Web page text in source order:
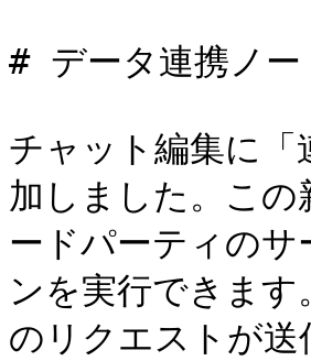
# データ連携ノー
チャット編集に
加しました。こ
ードパーティの
ンを実行できま
のリクエストが